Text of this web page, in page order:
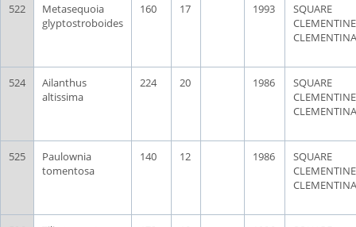
522
Metasequoia
glyptostroboides
160 17 1993
SQUARE
524
Ailanthus
altissima
224 20 1986
SQUARE
525
Paulownia
tomentosa
140 12 1986
SQUARE